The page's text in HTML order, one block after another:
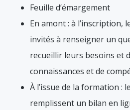
Feuille d’émargement
En amont : à l’inscription,
invités à renseigner un
recueillir leurs besoins et
connaissances et de
À l’issue de la formation :
remplissent un bilan en